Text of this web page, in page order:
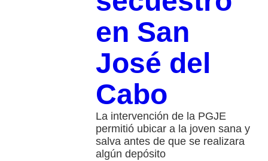
en San
José del
Cabo
La intervención de la PGJE
permitió ubicar a la joven sana y
salva antes de que se realizara
algún depósito